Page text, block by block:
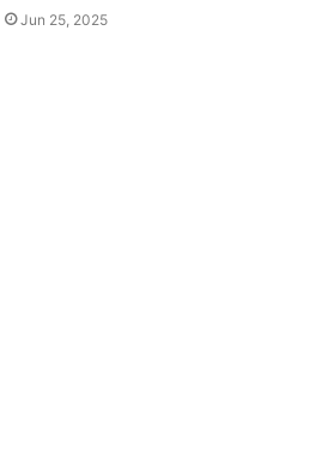
Jun 25, 2025